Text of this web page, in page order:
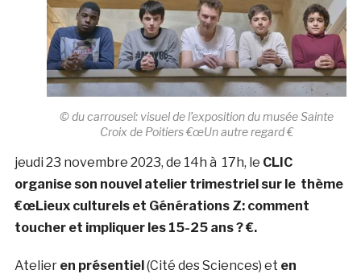
© du carrousel: visuel de l’exposition du musée Sainte
Croix de Poitiers €œUn autre regard €
jeudi 23 novembre 2023, de 14h à 17h, le CLIC
organise son nouvel atelier trimestriel sur le thème
€œLieux culturels et Générations Z: comment
toucher et impliquer les 15-25 ans ? €.
Atelier en présentiel(Cité des Sciences) et en